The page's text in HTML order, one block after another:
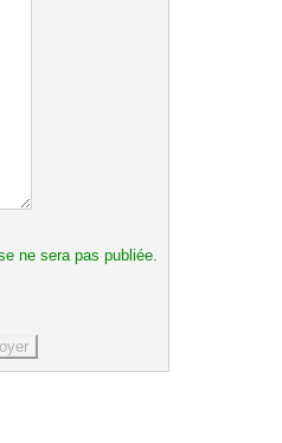
ne sera pas publiée.